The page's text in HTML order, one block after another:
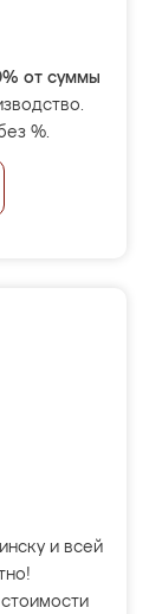
от суммы
%.
и всей